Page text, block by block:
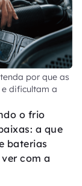
por que as
dificultam a
o frio
a que
baterias
com a